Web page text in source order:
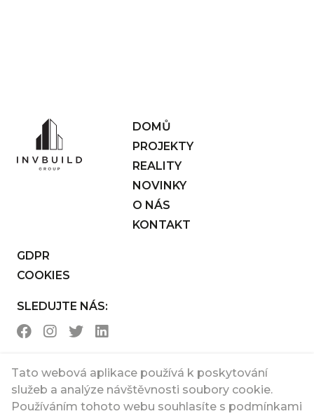
DOMŮ
PROJEKTY
REALITY
NOVINKY
O NÁS
KONTAKT
GDPR
COOKIES
SLEDUJTE NÁS:
© 2022 Invbuild Group a.s.
Tato webová aplikace používá k poskytování
služeb a analýze návštěvnosti soubory cookie.
Používáním tohoto webu souhlasíte s podmínkami